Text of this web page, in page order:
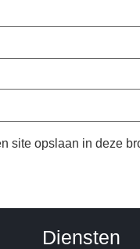
site opslaan in deze
Diensten